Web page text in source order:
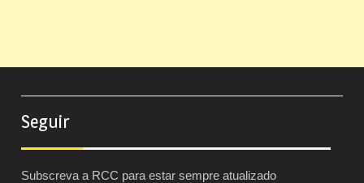
Seguir
Subscreva a RCC para estar sempre atualizado